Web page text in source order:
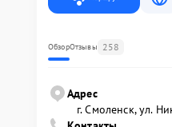
ОбзорОтзывы 258
Адрес
г. Смоленск, ул.